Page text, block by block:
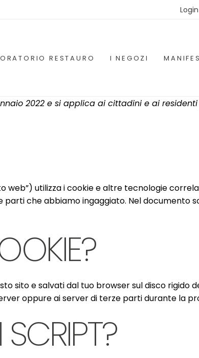
RESTAURO I NEGOZI
2022 e si applica ai cittadini e ai
web”) utilizza i cookie e altre tecnologie
parti che abbiamo ingaggiato. Nel documento
sito e salvati dal tuo browser sul disco rigido
oppure ai server di terze parti durante la